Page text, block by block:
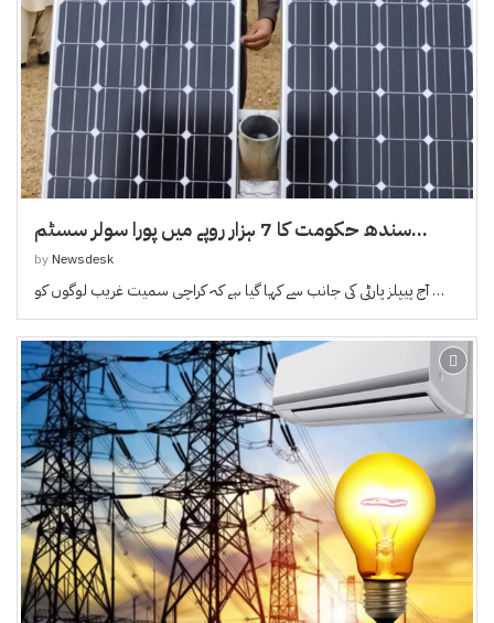
سندھ حکومت کا 7 ہزار روپے میں پورا سولر سسٹم...
by Newsdesk
آج پیپلز پارٹی کی جانب سے کہا گیا ہے کہ کراچی سمیت غریب لوگوں کو …